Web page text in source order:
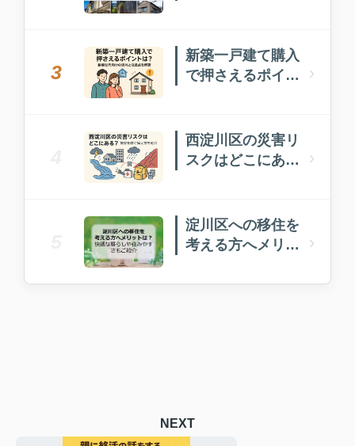
3
新築一戸建て購入
で押さえるポイン
を解説
›
西淀川区の災害リ
スクはどこにあ
›
淀川区への移住を
考える方へメリッ
しや住みやすさも
›
NEXT